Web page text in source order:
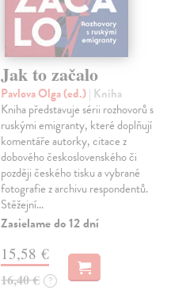
Jak to začalo
Pavlova Olga (ed.)| Kniha
Kniha představuje sérii rozhovorů s
ruskými emigranty, které doplňují
komentáře autorky, citace z
dobového československého či
později českého tisku a vybrané
fotografie z archivu respondentů.
Stěžejní…
Zasielame do 12 dní
15,58 €
16,40 € ?